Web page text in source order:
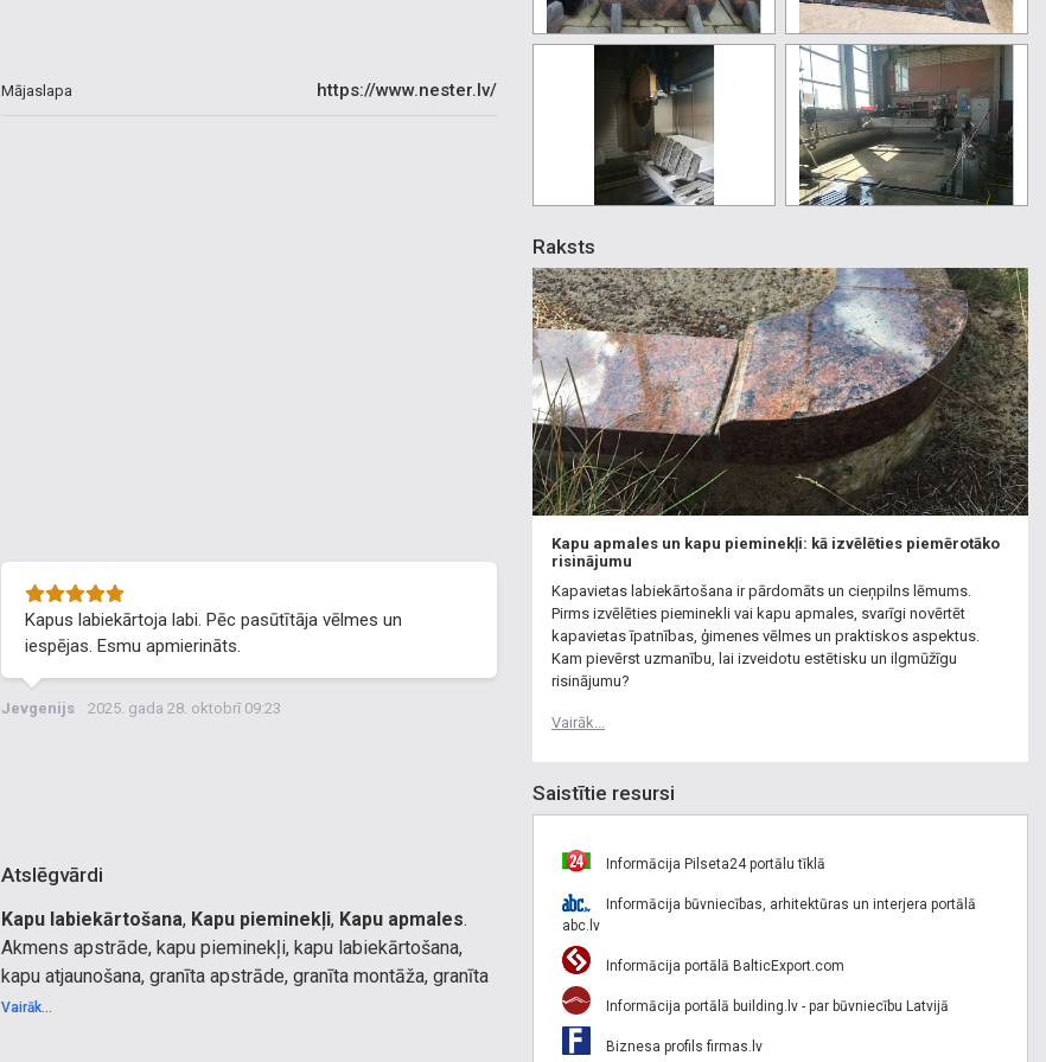
Mājaslapa https://www.nester.lv/
Kapus labiekārtoja labi. Pēc pasūtītāja vēlmes un
iespējas. Esmu apmierināts.
Jevgenijs 2025. gada 28. oktobrī 09:23
Atslēgvārdi
Kapu labiekārtošana, Kapu pieminekļi, Kapu apmales.
Akmens apstrāde, kapu pieminekļi, kapu labiekārtošana,
kapu atjaunošana, granīta apstrāde, granīta montāža, granīta
virtuves virsmas, bruģakmens, granīta plāksnes, dabiskā
Vairāk...
Raksts
Kapu apmales un kapu pieminekļi: kā izvēlēties piemērotāko
risinājumu
Kapavietas labiekārtošana ir pārdomāts un cieņpilns lēmums.
Pirms izvēlēties pieminekli vai kapu apmales, svarīgi novērtēt
kapavietas īpatnības, ģimenes vēlmes un praktiskos aspektus.
Kam pievērst uzmanību, lai izveidotu estētisku un ilgmūžīgu
risinājumu?
Vairāk...
Saistītie resursi
Informācija Pilseta24 portālu tīklā
Informācija būvniecības, arhitektūras un interjera portālā
abc.lv
Informācija portālā BalticExport.com
Informācija portālā building.lv - par būvniecību Latvijā
Biznesa profils firmas.lv